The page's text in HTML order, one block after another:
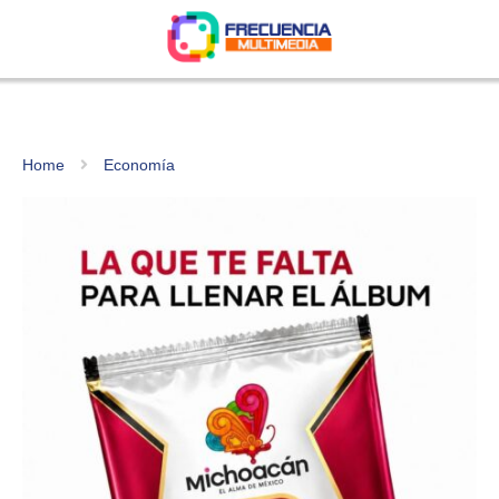
Home Economía